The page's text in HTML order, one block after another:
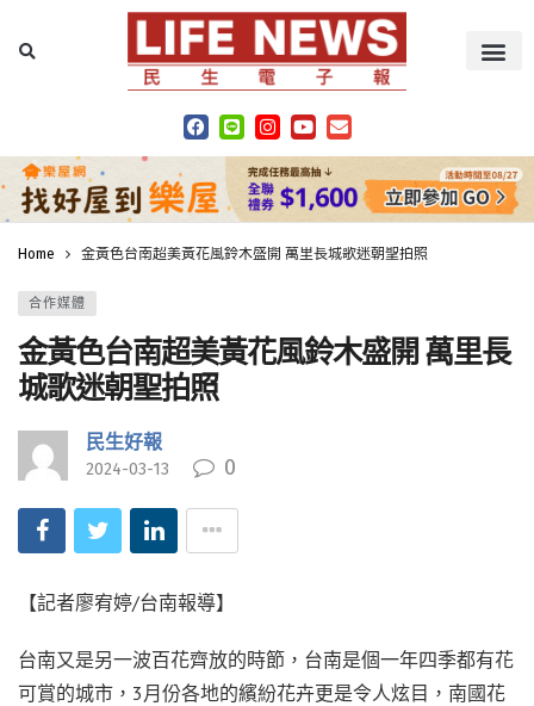
Home 金黃色台南超美黃花風鈴木盛開 萬里長城歌迷朝聖拍照
合作媒體
金黃色台南超美黃花風鈴木盛開 萬里長
城歌迷朝聖拍照
民生好報
2024-03-13 0
【記者廖宥婷/台南報導】
台南又是另一波百花齊放的時節，台南是個一年四季都有花
可賞的城市，3月份各地的繽紛花卉更是令人炫目，南國花